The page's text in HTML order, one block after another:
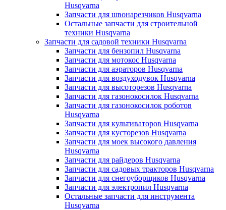
Husqvarna
Запчасти для швонарезчиков Husqvarna
Остальные запчасти для строительной
техники Husqvarna
Запчасти для садовой техники Husqvarna
Запчасти для бензопил Husqvarna
Запчасти для мотокос Husqvarna
Запчасти для аэраторов Husqvarna
Запчасти для воздуходувок Husqvarna
Запчасти для высоторезов Husqvarna
Запчасти для газонокосилок Husqvarna
Запчасти для газонокосилок роботов
Husqvarna
Запчасти для культиваторов Husqvarna
Запчасти для кусторезов Husqvarna
Запчасти для моек высокого давления
Husqvarna
Запчасти для райдеров Husqvarna
Запчасти для садовых тракторов Husqvarna
Запчасти для снегоуборщиков Husqvarna
Запчасти для электропил Husqvarna
Остальные запчасти для инструмента
Husqvarna